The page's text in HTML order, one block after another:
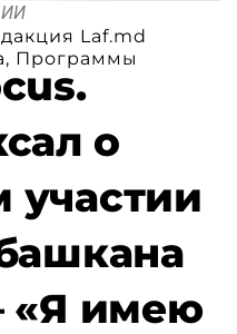
ИИ
Laf.md
, Программы
о
«Я имею